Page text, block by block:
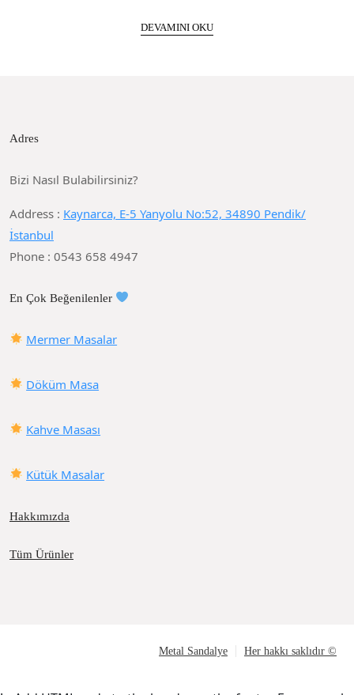
DEVAMINI OKU
Adres
Bizi Nasıl Bulabilirsiniz?
Address : Kaynarca, E-5 Yanyolu No:52, 34890 Pendik/
İstanbul
Phone : 0543 658 4947
En Çok Beğenilenler
Mermer Masalar
Döküm Masa
Kahve Masası
Kütük Masalar
Hakkımızda
Tüm Ürünler
Metal Sandalye Her hakkı saklıdır ©